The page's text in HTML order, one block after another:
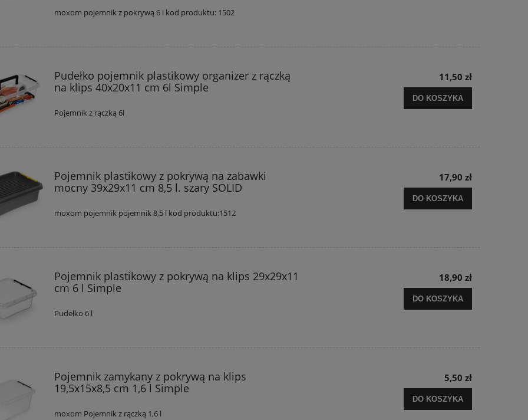
moxom pojemnik z pokrywą 6 l kod produktu: 1502
Pudełko pojemnik plastikowy organizer z rączką
na klips 40x20x11 cm 6l Simple
Pojemnik z rączką 6l
11,50 zł
DO KOSZYKA
Pojemnik plastikowy z pokrywą na zabawki
mocny 39x29x11 cm 8,5 l. szary SOLID
moxom pojemnik pojemnik 8,5 l kod produktu:1512
17,90 zł
DO KOSZYKA
Pojemnik plastikowy z pokrywą na klips 29x29x11
cm 6 l Simple
Pudełko 6 l
18,90 zł
DO KOSZYKA
Pojemnik zamykany z pokrywą na klips
19,5x15x8,5 cm 1,6 l Simple
moxom Pojemnik z rączką 1,6 l
5,50 zł
DO KOSZYKA